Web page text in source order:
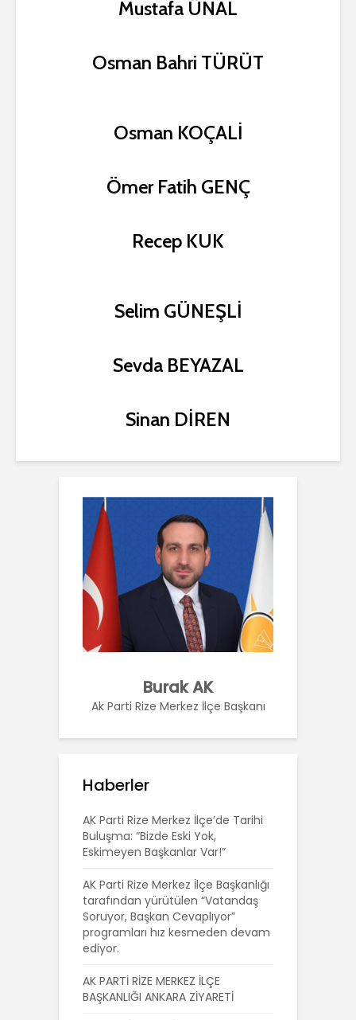
Mustafa ÜNAL
Osman Bahri TÜRÜT
Osman KOÇALİ
Ömer Fatih GENÇ
Recep KUK
Selim GÜNEŞLİ
Sevda BEYAZAL
Sinan DİREN
Burak AK
Ak Parti Rize Merkez İlçe Başkanı
Haberler
AK Parti Rize Merkez İlçe’de Tarihi
Buluşma: “Bizde Eski Yok,
Eskimeyen Başkanlar Var!”
AK Parti Rize Merkez İlçe Başkanlığı
tarafından yürütülen “Vatandaş
Soruyor, Başkan Cevaplıyor”
programları hız kesmeden devam
ediyor.
AK PARTİ RİZE MERKEZ İLÇE
BAŞKANLIĞI ANKARA ZİYARETİ